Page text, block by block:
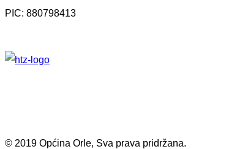
PIC: 880798413
© 2019 Općina Orle, Sva prava pridržana.